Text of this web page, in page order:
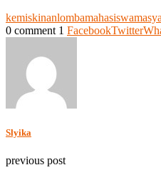
kemiskinanlombamahasiswa
0 comment 1 FacebookTwitter
Slyika
previous post